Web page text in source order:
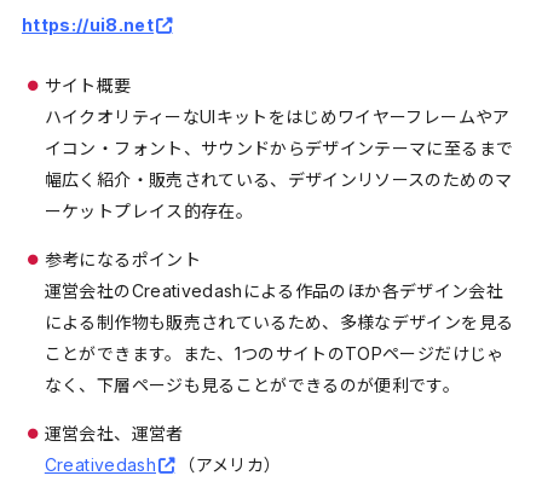
https://ui8.net
サイト概要
ハイクオリティーなUIキットをはじめワイヤーフレームやア
イコン・フォント、サウンドからデザインテーマに至るまで
幅広く紹介・販売されている、デザインリソースのためのマ
ーケットプレイス的存在。
参考になるポイント
運営会社のCreativedashによる作品のほか各デザイン会社
による制作物も販売されているため、多様なデザインを見る
ことができます。また、1つのサイトのTOPページだけじゃ
なく、下層ページも見ることができるのが便利です。
運営会社、運営者
Creativedash
（アメリカ）